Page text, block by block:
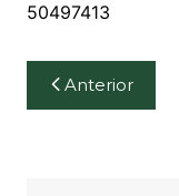
50497413
Navegação
de
Anterior